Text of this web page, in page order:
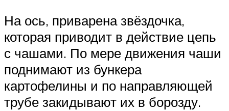
На ось, приварена звёздочка,
которая приводит в действие цепь
с чашами. По мере движения чаши
поднимают из бункера
картофелины и по направляющей
трубе закидывают их в борозду.